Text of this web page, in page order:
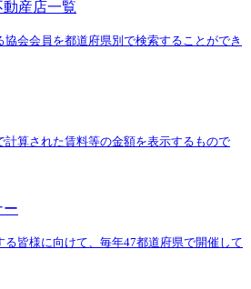
産店一覧
会会員を都道府県別で検索することができ
計算された賃料等の金額を表示するもので
ー
る皆様に向けて、毎年47都道府県で開催して